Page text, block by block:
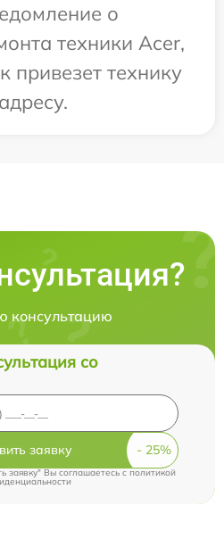
о
техники Acer,
привезет технику
консультацию
со
заявку
заявку" Вы соглашаетесь cполитикой